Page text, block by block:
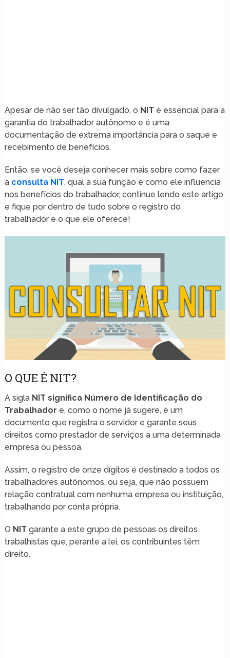
Apesar de não ser tão divulgado, o NIT é essencial para a
garantia do trabalhador autônomo e é uma
documentação de extrema importância para o saque e
recebimento de benefícios.
Então, se você deseja conhecer mais sobre como fazer
a consulta NIT, qual a sua função e como ele influencia
nos benefícios do trabalhador, continue lendo este artigo
e fique por dentro de tudo sobre o registro do
trabalhador e o que ele oferece!
O QUE É NIT?
A sigla NIT significa Número de Identificação do
Trabalhador e, como o nome já sugere, é um
documento que registra o servidor e garante seus
direitos como prestador de serviços a uma determinada
empresa ou pessoa.
Assim, o registro de onze dígitos é destinado a todos os
trabalhadores autônomos, ou seja, que não possuem
relação contratual com nenhuma empresa ou instituição,
trabalhando por conta própria.
O NIT garante a este grupo de pessoas os direitos
trabalhistas que, perante a lei, os contribuintes têm
direito.